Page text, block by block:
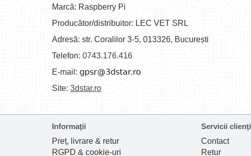
Marcă: Raspberry Pi
Producător/distribuitor: LEC VET SRL
Adresă: str. Coralilor 3-5, 013326, București
Telefon: 0743.176.416
E-mail:
Site: 3dstar.ro
Informaţii
Preț, livrare & retur
RGPD & cookie-uri
Servicii clienţi
Contact
Retur